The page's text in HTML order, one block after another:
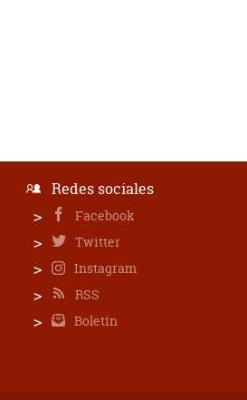
Redes sociales
Facebook
Twitter
Instagram
RSS
Boletín